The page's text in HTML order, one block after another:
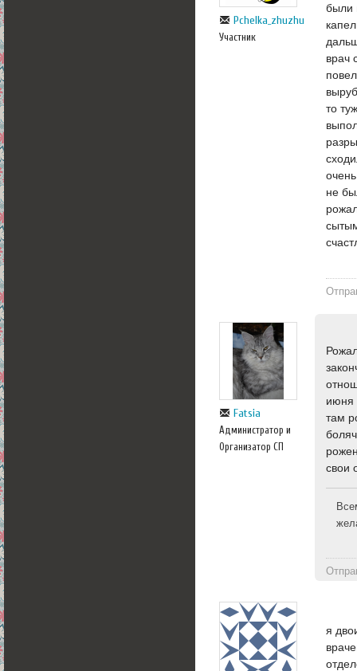
Pchelka_zhuzhu
Участник
были
врач
то
не
Fatsia
Администратор и
Организатор СП
июня
там
свои
я